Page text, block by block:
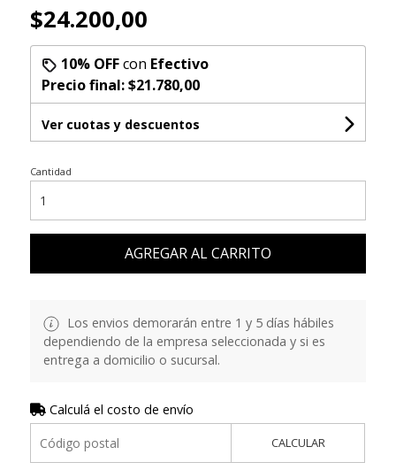
$24.200,00
10% OFFcon Efectivo
Precio final:$21.780,00
Ver cuotas y descuentos
Cantidad
AGREGAR AL CARRITO
Los envios demorarán entre 1 y 5 días hábiles
dependiendo de la empresa seleccionada y si es
entrega a domicilio o sucursal.
Calculá el costo de envío
CALCULAR